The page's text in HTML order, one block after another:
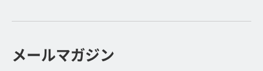
メールマガジン